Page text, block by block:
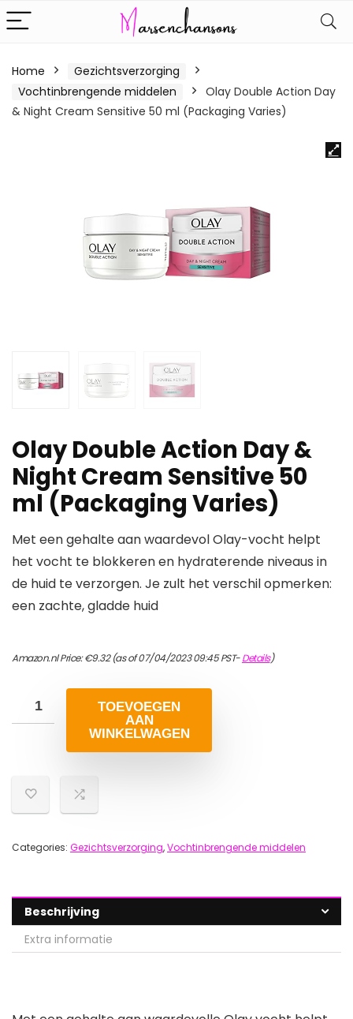
Home
Gezichtsverzorging
Vochtinbrengende middelen
Olay Double Action Day
& Night Cream Sensitive 50 ml (Packaging Varies)
Olay Double Action Day &
Night Cream Sensitive 50
ml (Packaging Varies)
Met een gehalte aan waardevol Olay-vocht helpt
het vocht te blokkeren en hydraterende niveaus in
de huid te verzorgen. Je zult het verschil opmerken:
een zachte, gladde huid
Amazon.nl Price:€9.32(as of 07/04/2023 09:45 PST-Details)
TOEVOEGEN
AAN
WINKELWAGEN
Categories: Gezichtsverzorging,Vochtinbrengende middelen
Beschrijving
Extra informatie